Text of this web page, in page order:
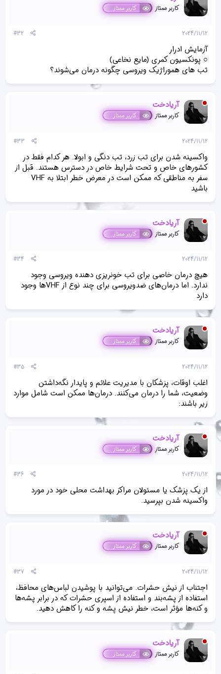
کاربر ممتاز کاربر ممتاز
2024/11/12
#32
آزمایش ادرار
○ پونکسیون کمری (مایع نخاعی)
تب های هموراژیک ویروسی چگونه درمان می‌شوند؟
آریادخت
کاربر ممتاز کاربر ممتاز
2024/11/12
#33
واکسینه شدن برای تب زرد، تب دنگی و ابولا. هر کدام فقط در
کشورهای خاص و تحت شرایط خاص در دسترس هستند. قبل از
سفر به مناطقی که ممکن است در معرض خطر ابتلا به VHF
باشید
آریادخت
کاربر ممتاز کاربر ممتاز
2024/11/12
#34
هیچ درمان خاصی برای تب خونریزی دهنده ویروسی وجود
ندارد. اما درمان‌های ضدویروسی برای چند نوع از VHFها وجود
دارد
آریادخت
کاربر ممتاز کاربر ممتاز
2024/11/12
#35
اغلب اوقات، پزشکان با مدیریت علائم و پایدار نگه‌داشتن
وضعیت، شما را درمان می‌کنند. درمان‌ها ممکن است شامل موارد
زیر باشند:
آریادخت
کاربر ممتاز کاربر ممتاز
2024/11/12
#36
از یک پزشک یا مسئولان مراکز بهداشت محلی خود در مورد
واکسینه شدن بپرسید.
آریادخت
کاربر ممتاز کاربر ممتاز
2024/11/12
#37
اجتناب از نیش حشرات. می‌توانید با پوشیدن لباس‌های محافظ،
استفاده از پشه‌بند و استفاده از اسپری حشرات که در برابر پشه‌ها
و کنه‌ها مؤثر است، خطر نیش پشه و کنه را کاهش دهید.
آریادخت
کاربر ممتاز کاربر ممتاز